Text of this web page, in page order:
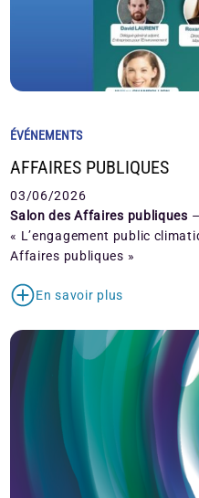
ÉVÉNEMENTS
AFFAIRES PUBLIQUES
03/06/2026
Salon des Affaires publiques
« L’engagement public
Affaires publiques »
En savoir plus